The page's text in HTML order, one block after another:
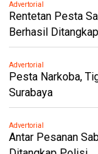
Advertorial
Rentetan Pesta
Berhasil
Advertorial
Pesta Narkoba,
Surabaya
Advertorial
Antar Pesanan